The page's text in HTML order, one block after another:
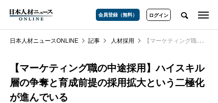
会員登録（無料） ログイン
日本人材ニュースONLINE 記事 人材採用 【マーケティング職の中途採用】ハイスキル層の争奪と育成前提の採用拡大という二極化が進んでいる
【マーケティング職の中途採用】ハイスキル
層の争奪と育成前提の採用拡大という二極化
が進んでいる